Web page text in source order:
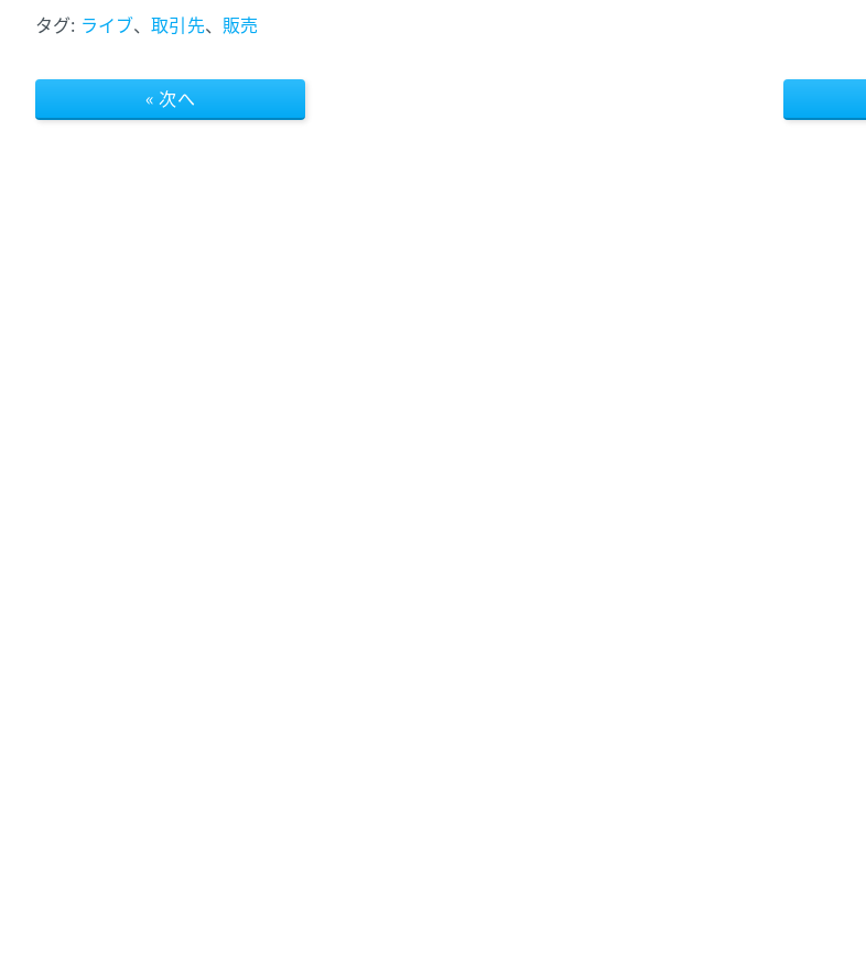
タグ: ライブ、取引先、 販売
« 次へ